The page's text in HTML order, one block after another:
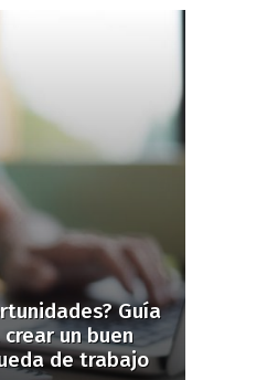
Guía
un buen
de trabajo